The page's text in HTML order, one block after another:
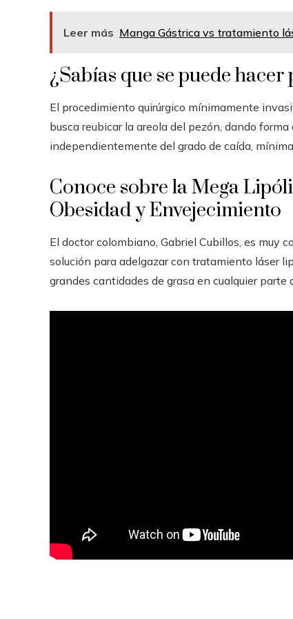
Leer más Manga Gástrica vs tratamiento
¿Sabías que se puede
El procedimiento quirúrgico mínimamente
busca reubicar la areola del pezón, dando
independientemente del grado de caída,
Conoce sobre la Mega
Obesidad y Envejecimiento
El doctor colombiano, Gabriel Cubillos, es muy
solución para adelgazar con tratamiento láser
grandes cantidades de grasa en cualquier parte